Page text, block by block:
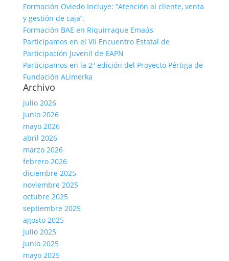
Formación Oviedo Incluye: “Atención al cliente, venta
y gestión de caja”.
Formación BAE en Riquirraque Emaús
Participamos en el VII Encuentro Estatal de
Participación Juvenil de EAPN
Participamos en la 2ª edición del Proyecto Pértiga de
Fundación ALimerka
Archivo
julio 2026
junio 2026
mayo 2026
abril 2026
marzo 2026
febrero 2026
diciembre 2025
noviembre 2025
octubre 2025
septiembre 2025
agosto 2025
julio 2025
junio 2025
mayo 2025